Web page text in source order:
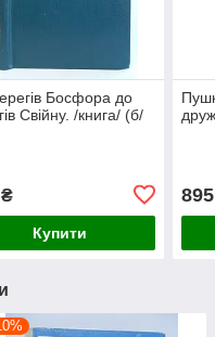
Босфора до
Свійну. /книга/ (б/
Купити
895